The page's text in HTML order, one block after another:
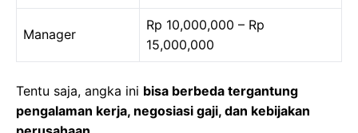
Manager
Rp 10,000,000 – Rp
15,000,000
Tentu saja, angka ini bisa berbeda tergantung
pengalaman kerja, negosiasi gaji, dan kebijakan